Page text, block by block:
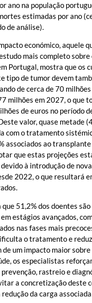
ano na população
estimadas por ano
de análise).
económico, aquele
mais completo sobre
Portugal, mostra que os
tipo de tumor devem
de cerca de 70
milhões em 2027, o que
de euros no período
valor, quase metade
com o tratamento
associados ao
que estas projeções
à introdução de
2022, o que resultará
que 51,2% dos doentes são
estágios avançados,
nas fases mais
o tratamento e
de um impacto maior sobre
os especialistas
prevenção, rastreio e
a concretização deste
da carga